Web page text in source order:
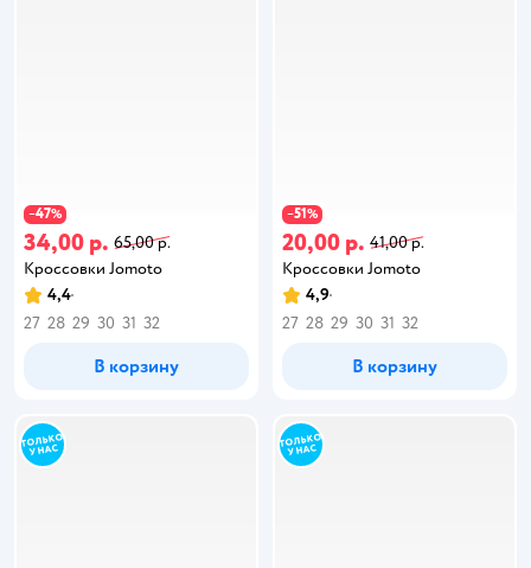
−47%
34,00 р. 65,00 р.
Кроссовки Jomoto
4,4
27 28 29 30 31 32
В корзину
−51%
20,00 р. 41,00 р.
Кроссовки Jomoto
4,9
27 28 29 30 31 32
В корзину